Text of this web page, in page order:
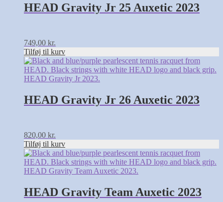
HEAD Gravity Jr 25 Auxetic 2023
749,00 kr.
Tilføj til kurv
HEAD Gravity Jr 26 Auxetic 2023
820,00 kr.
Tilføj til kurv
HEAD Gravity Team Auxetic 2023
Dette
vare
har
varianter.
Mulighederne